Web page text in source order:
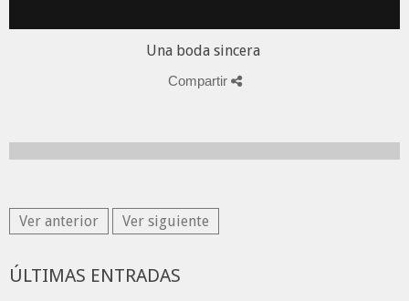
Una boda sincera
Compartir
Ver anterior Ver siguiente
ÚLTIMAS ENTRADAS